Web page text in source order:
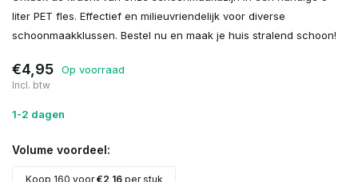
liter PET fles. Effectief en milieuvriendelijk voor diverse
schoonmaakklussen. Bestel nu en maak je huis stralend schoon!
€4,95 Op voorraad
Incl. btw
1-2 dagen
Volume voordeel:
Koop 160 voor€2,16per stuk